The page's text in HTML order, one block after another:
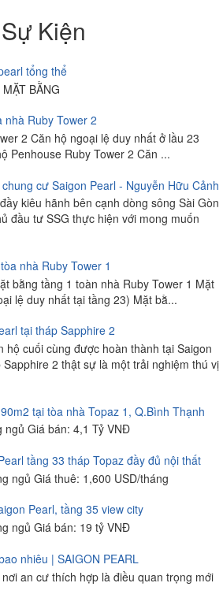
Kiện
tổng thể
BẰNG
nhà Ruby Tower 2
2 Căn hộ ngoại lệ duy nhất ở lầu 23
Penhouse Ruby Tower 2 Căn ...
cư Saigon Pearl - Nguyễn Hữu Cảnh
kiêu hãnh bên cạnh dòng sông Sài Gòn
đầu tư SSG thực hiện với mong muốn
nhà Ruby Tower 1
bằng tầng 1 toàn nhà Ruby Tower 1 Mặt
lệ duy nhất tại tầng 23) Mặt bằ...
tại tháp Sapphire 2
hộ cuối cùng được hoàn thành tại Saigon
2 thật sự là một trải nghiệm thú vị
tại tòa nhà Topaz 1, Q.Bình Thạnh
ngủ Giá bán: 4,1 Tỷ VNĐ
tầng 33 tháp Topaz đầy đủ nội thất
ngủ Giá thuê: 1,600 USD/tháng
Pearl, tầng 35 view city
ngủ Giá bán: 19 tỷ VNĐ
nhiêu | SAIGON PEARL
an cư thích hợp là điều quan trọng mới